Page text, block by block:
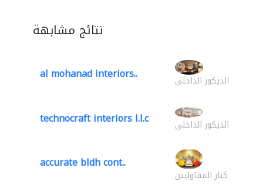
نتائج مشابهة
al mohanad interiors.. الديكور الداخلي
technocraft interiors l.l.c الديكور الداخلي
accurate bldh cont..
كبار المقاوليين